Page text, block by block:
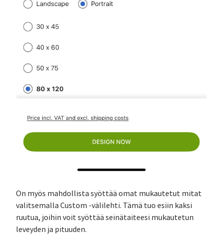
On myös mahdollista syöttää omat mukautetut mitat
valitsemalla Custom -välilehti. Tämä tuo esiin kaksi
ruutua, joihin voit syöttää seinätaiteesi mukautetun
leveyden ja pituuden.